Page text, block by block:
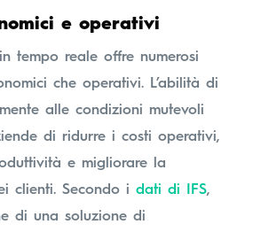
e operativi
tempo reale offre numerosi
che operativi. L’abilità di
alle condizioni mutevoli
di ridurre i costi operativi,
e migliorare la
clienti. Secondo idati di IFS,
di una soluzione di